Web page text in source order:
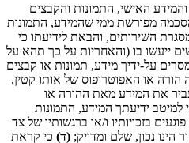
הנך בגיר (קרי, מעל גיל 18) והמידע האישי, התמונות והקבצים
מפורשת ממי שהמידע, התמונות
השירותים, והבאת לידיעתו כי
ייעשו בו (והאחריות על כך תהא על
על-ידיך מידע, תמונות או קבצים
הורה או האפוטרופוס של אותו קטין,
את המידע מאת ההורה או
למיטב ידיעתך המידע, התמונות
בזכויותיו ו/או ברגשותיו של צד
נכון, שלם ומדויק; (ד) כי קראת